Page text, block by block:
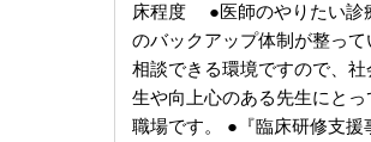
床程度 ●医師のやりたい診
のバックアップ体制が整っ
相談できる環境ですので、
生や向上心のある先生にと
職場です。 ●『臨床研修支援